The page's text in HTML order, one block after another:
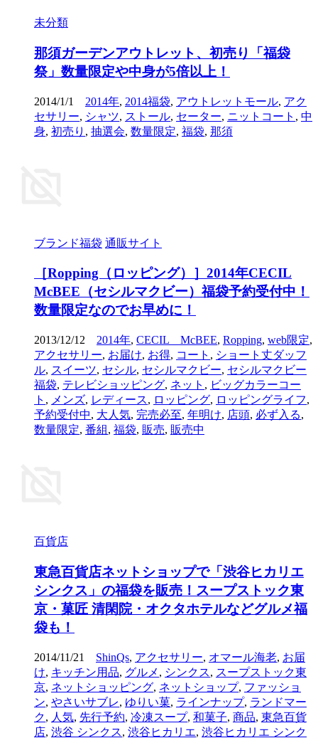
未分類
那須ガーデンアウトレット、初売り「福袋
祭」数量限定や中身が5倍以上！
2014/1/1 2014年, 2014福袋, アウトレットモール, アク
セサリー, シャツ, ストール, セーター, ニットコート , 中
身, 初売り , 抽選会, 数量限定, 福袋, 那須
ブランド福袋 通販サイト
［Ropping（ロッピング）］2014年CECIL
McBEE（セシルマクビー）福袋予約受付中！
数量限定なのでお早めに！
2013/12/12 2014年, CECIL McBEE, Ropping, web限定,
アクセサリー, お届け, お得, コート , ショート丈ダッフ
ル, スイーツ, セシル, セシルマクビー, セシルマクビー
福袋, テレビショッピング, ネット , ビッグカラーコー
ト , メンズ, レディース, ロッピング, ロッピングライフ,
予約受付中, 大人気, 完売必至, 年明け, 店頭, 必ず入る,
数量限定, 番組, 福袋, 販売, 販売中
百貨店
東急百貨店ネットショップで「渋谷ヒカリエ
シンクス」の福袋を販売！スープストック東
京・菓匠 清閑院・オクタホテルなどグルメ福
袋も！
2014/11/21 ShinQs, アクセサリー, オマール海老, お届
け, キッチン用品, グルメ , シンクス, スープストック東
京, ネットショッピング, ネットショップ, ファッショ
ン, やさいサブレ, ゆりい菓, ラインナップ, ランドマー
ク, 人気, 先行予約, 冷凍スープ, 和菓子, 商品, 東急百貨
店, 渋谷 シンクス, 渋谷ヒカリエ, 渋谷ヒカリエ シンク